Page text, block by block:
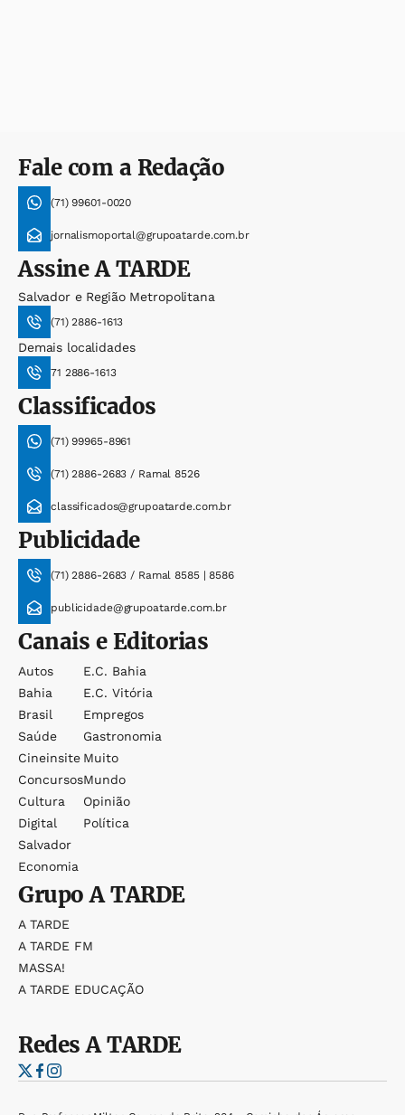
Fale com a Redação
(71) 99601-0020
jornalismoportal@grupoatarde.com.br
AssineA TARDE
Salvador e Região Metropolitana
(71) 2886-1613
Demais localidades
71 2886-1613
Classificados
(71) 99965-8961
(71) 2886-2683 / Ramal 8526
classificados@grupoatarde.com.br
Publicidade
(71) 2886-2683 / Ramal 8585 | 8586
publicidade@grupoatarde.com.br
Canais e Editorias
Autos
Bahia
Brasil
Saúde
Cineinsite
Concursos
Cultura
Digital
Salvador
Economia
E.c. Bahia
E.c. Vitória
Empregos
Gastronomia
Muito
Mundo
Opinião
Política
GrupoA TARDE
A TARDE
A TARDE FM
MASSA!
A TARDE EDUCAÇÃO
RedesA TARDE